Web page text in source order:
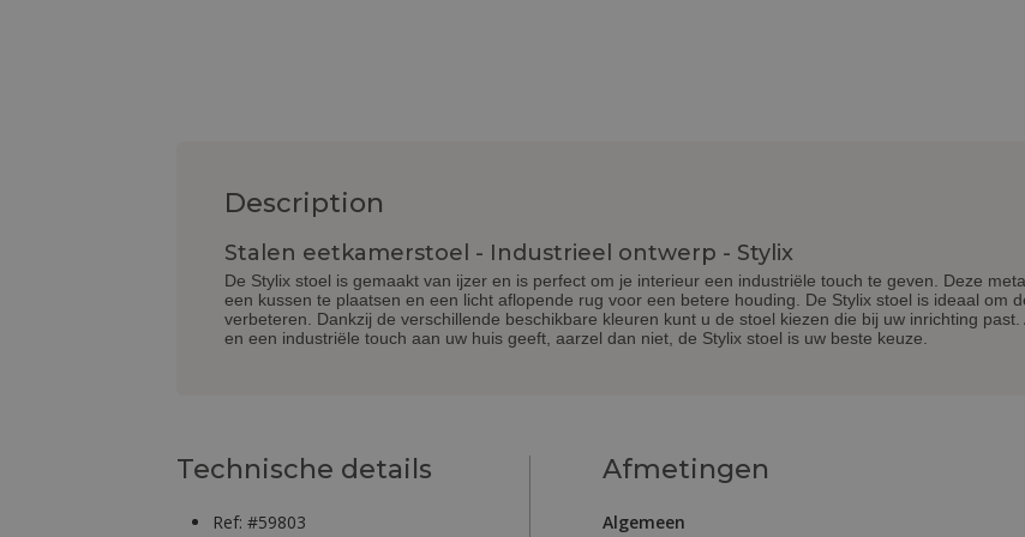
Description
Stalen eetkamerstoel - Industrieel ontwerp - Stylix
De Stylix stoel is gemaakt van ijzer en is perfect om je interieur een industriële touch te geven. Deze
een kussen te plaatsen en een licht aflopende rug voor een betere houding. De Stylix stoel is ideaal om
verbeteren. Dankzij de verschillende beschikbare kleuren kunt u de stoel kiezen die bij uw inrichting
en een industriële touch aan uw huis geeft, aarzel dan niet, de Stylix stoel is uw beste keuze.
Technische details
Ref: #59803
Afmetingen
Algemeen